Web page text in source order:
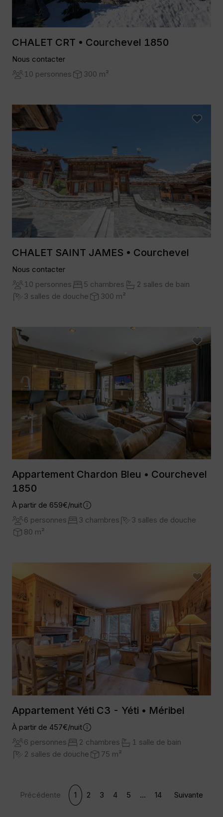
CHALET CRT • Courchevel 1850
Nous contacter
10 personnes
300 m²
CHALET SAINT JAMES • Courchevel
Nous contacter
10 personnes
5 chambres
2 salles de bain
3 salles de douche
300 m²
Appartement Chardon Bleu • Courchevel
1850
À partir de 659€/nuit
6 personnes
3 chambres
3 salles de douche
80 m²
Appartement Yéti C3 - Yéti • Méribel
À partir de 457€/nuit
6 personnes
2 chambres
1 salle de bain
2 salles de douche
75 m²
Précédente 1 2 3 4 5 ... 14 Suivante